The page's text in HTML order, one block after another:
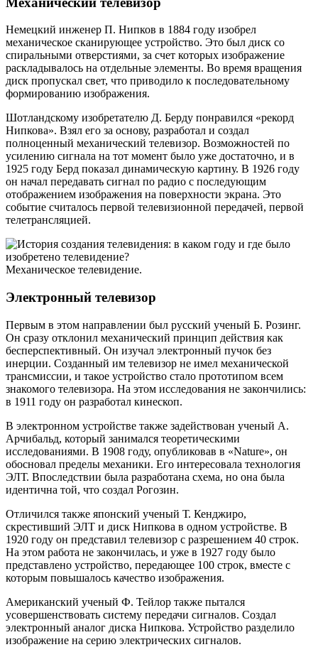
Немецкий инженер П. Нипков в 1884 году изобрел
механическое сканирующее устройство. Это был диск со
спиральными отверстиями, за счет которых изображение
раскладывалось на отдельные элементы. Во время вращения
диск пропускал свет, что приводило к последовательному
формированию изображения.
Шотландскому изобретателю Д. Берду понравился «рекорд
Нипкова». Взял его за основу, разработал и создал
полноценный механический телевизор. Возможностей по
усилению сигнала на тот момент было уже достаточно, и в
1925 году Берд показал динамическую картину. В 1926 году
он начал передавать сигнал по радио с последующим
отображением изображения на поверхности экрана. Это
событие считалось первой телевизионной передачей, первой
телетрансляцией.
Механическое телевидение.
Электронный телевизор
Первым в этом направлении был русский ученый Б. Розинг.
Он сразу отклонил механический принцип действия как
бесперспективный. Он изучал электронный пучок без
инерции. Созданный им телевизор не имел механической
трансмиссии, и такое устройство стало прототипом всем
знакомого телевизора. На этом исследования не закончились:
в 1911 году он разработал кинескоп.
В электронном устройстве также задействован ученый А.
Арчибальд, который занимался теоретическими
исследованиями. В 1908 году, опубликовав в «Nature», он
обосновал пределы механики. Его интересовала технология
ЭЛТ. Впоследствии была разработана схема, но она была
идентична той, что создал Рогозин.
Отличился также японский ученый Т. Кенджиро,
скрестивший ЭЛТ и диск Нипкова в одном устройстве. В
1920 году он представил телевизор с разрешением 40 строк.
На этом работа не закончилась, и уже в 1927 году было
представлено устройство, передающее 100 строк, вместе с
которым повышалось качество изображения.
Американский ученый Ф. Тейлор также пытался
усовершенствовать систему передачи сигналов. Создал
электронный аналог диска Нипкова. Устройство разделило
изображение на серию электрических сигналов.